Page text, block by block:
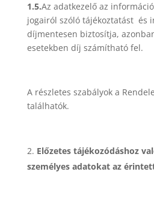
1.5.Az adatkezelő az
jogairól szóló tájékoztatást és
díjmentesen biztosítja,
esetekben díj számítható fel.
A részletes szabályok a
találhatók.
Előzetes tájékozódáshoz
személyes adatokat az